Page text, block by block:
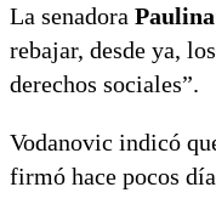
La senadora
rebajar, desde ya,
derechos sociales”.
Vodanovic indicó
firmó hace pocos